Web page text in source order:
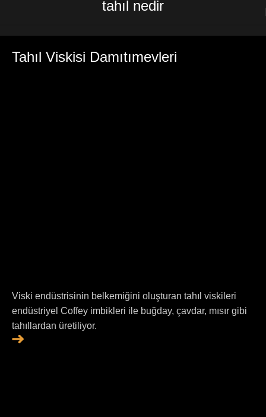
tahıl nedir
Tahıl Viskisi Damıtımevleri
Viski endüstrisinin belkemiğini oluşturan tahıl viskileri
endüstriyel Coffey imbikleri ile buğday, çavdar, mısır gibi
tahıllardan üretiliyor.